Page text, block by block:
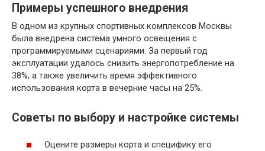
Примеры успешного внедрения
В одном из крупных спортивных комплексов Москвы
была внедрена система умного освещения с
программируемыми сценариями. За первый год
эксплуатации удалось снизить энергопотребление на
38%, а также увеличить время эффективного
использования корта в вечерние часы на 25%.
Советы по выбору и настройке системы
Оцените размеры корта и специфику его